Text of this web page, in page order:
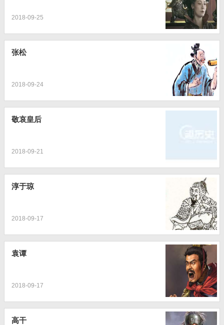
2018-09-25
张松
2018-09-24
敬哀皇后
2018-09-21
淳于琼
2018-09-17
袁谭
2018-09-17
高干